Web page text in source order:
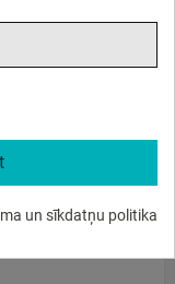
un sīkdatņu politika